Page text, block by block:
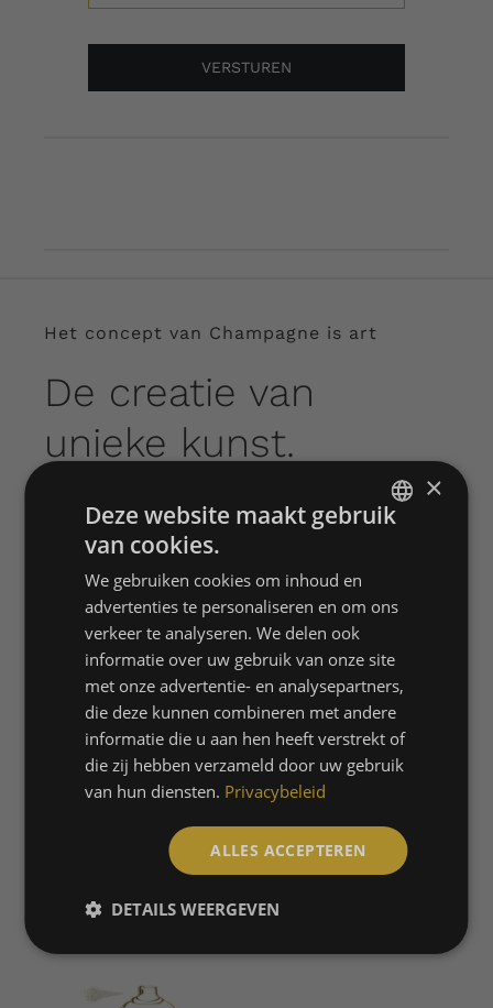
VERSTUREN
Het concept van Champagne is art
De creatie van
unieke kunst.
Voor de realisatie van de bijzondere en unieke
flessen werken wij samen met diverse
diversiteit bieden want iedere kunstenaar
heeft een eigen stijl.
TEO KAYKAY – MILAAN
MARCEL LABRIE – ROTTERDAM
SANNE FREDERIKS – ROTTERDAM
MEER OVER DE ARTISTS
×
Deze website maakt gebruik
van cookies.
We gebruiken cookies om inhoud en
advertenties te personaliseren en om ons
verkeer te analyseren. We delen ook
informatie over uw gebruik van onze site
met onze advertentie- en analysepartners,
die deze kunnen combineren met andere
informatie die u aan hen heeft verstrekt of
die zij hebben verzameld door uw gebruik
van hun diensten. Privacybeleid
ALLES ACCEPTEREN
DETAILS WEERGEVEN